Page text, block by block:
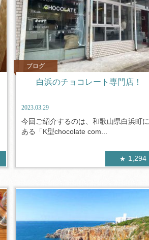
ブログ
白浜のチョコレート専門店！
2023.03.29
今回ご紹介するのは、和歌山県白浜町に
ある「K型chocolate com...
1,294